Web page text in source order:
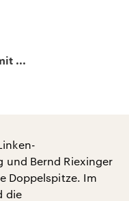
...
und Bernd Riexinger
Doppelspitze. Im
die